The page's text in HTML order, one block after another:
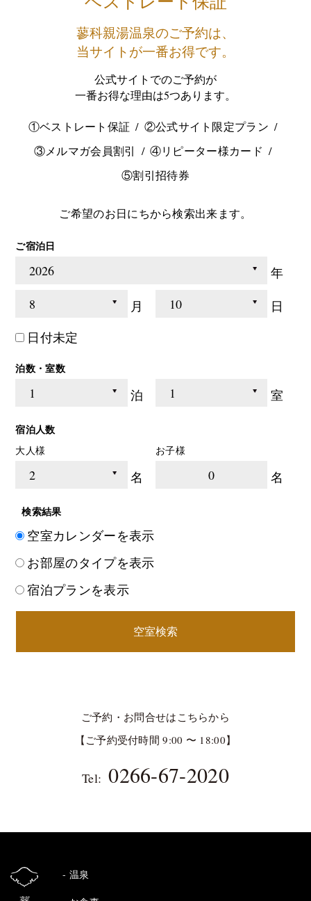
蓼科親湯温泉のご予約は、
当サイトが一番お得です。
公式サイトでのご予約が
一番お得な理由は5つあります。
①ベストレート保証
②公式サイト限定プラン
③メルマガ会員割引
④リピーター様カード
⑤割引招待券
ご希望のお日にちから検索出来ます。
ご宿泊日
年
月
日
日付未定
泊数・室数
泊 室
宿泊人数
大人様
名
お子様
0 名
検索結果
空室カレンダーを表示
お部屋のタイプを表示
宿泊プランを表示
空室検索
ご予約・お問合せはこちらから
【ご予約受付時間 9:00 〜 18:00】
Tel: 0266-67-2020
温泉